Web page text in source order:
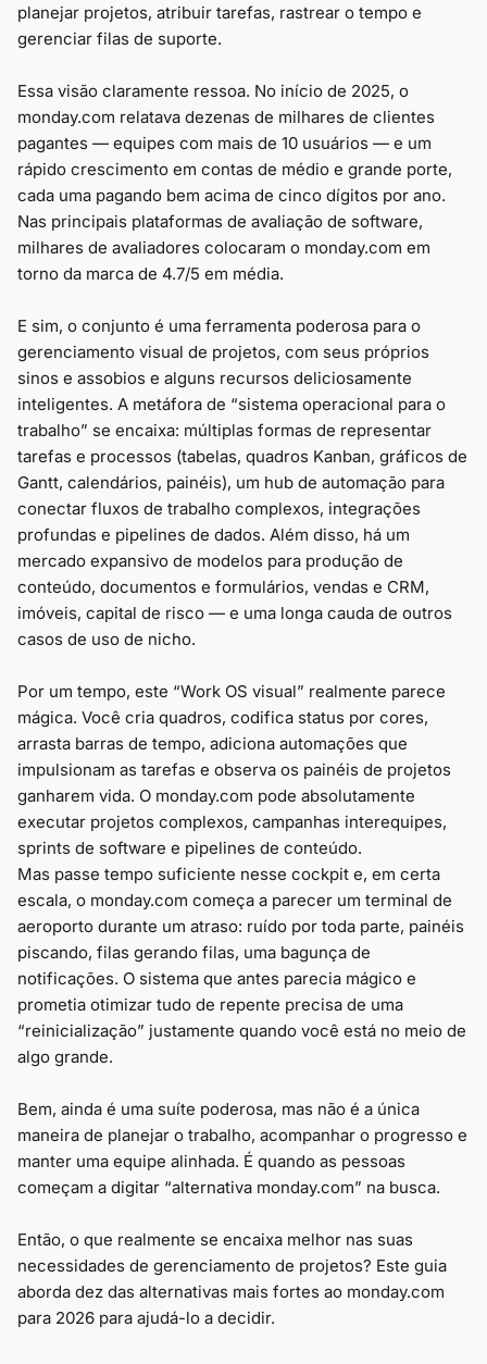
planejar projetos, atribuir tarefas, rastrear o tempo e
gerenciar filas de suporte.
Essa visão claramente ressoa. No início de 2025, o
monday.com relatava dezenas de milhares de clientes
pagantes — equipes com mais de 10 usuários — e um
rápido crescimento em contas de médio e grande porte,
cada uma pagando bem acima de cinco dígitos por ano.
Nas principais plataformas de avaliação de software,
milhares de avaliadores colocaram o monday.com em
torno da marca de 4.7/5 em média.
E sim, o conjunto é uma ferramenta poderosa para o
gerenciamento visual de projetos, com seus próprios
sinos e assobios e alguns recursos deliciosamente
inteligentes. A metáfora de “sistema operacional para o
trabalho” se encaixa: múltiplas formas de representar
tarefas e processos (tabelas, quadros Kanban, gráficos de
Gantt, calendários, painéis), um hub de automação para
conectar fluxos de trabalho complexos, integrações
profundas e pipelines de dados. Além disso, há um
mercado expansivo de modelos para produção de
conteúdo, documentos e formulários, vendas e CRM,
imóveis, capital de risco — e uma longa cauda de outros
casos de uso de nicho.
Por um tempo, este “Work OS visual” realmente parece
mágica. Você cria quadros, codifica status por cores,
arrasta barras de tempo, adiciona automações que
impulsionam as tarefas e observa os painéis de projetos
ganharem vida. O monday.com pode absolutamente
executar projetos complexos, campanhas interequipes,
sprints de software e pipelines de conteúdo.
Mas passe tempo suficiente nesse cockpit e, em certa
escala, o monday.com começa a parecer um terminal de
aeroporto durante um atraso: ruído por toda parte, painéis
piscando, filas gerando filas, uma bagunça de
notificações. O sistema que antes parecia mágico e
prometia otimizar tudo de repente precisa de uma
“reinicialização” justamente quando você está no meio de
algo grande.
Bem, ainda é uma suíte poderosa, mas não é a única
maneira de planejar o trabalho, acompanhar o progresso e
manter uma equipe alinhada. É quando as pessoas
começam a digitar “alternativa monday.com” na busca.
Então, o que realmente se encaixa melhor nas suas
necessidades de gerenciamento de projetos? Este guia
aborda dez das alternativas mais fortes ao monday.com
para 2026 para ajudá-lo a decidir.